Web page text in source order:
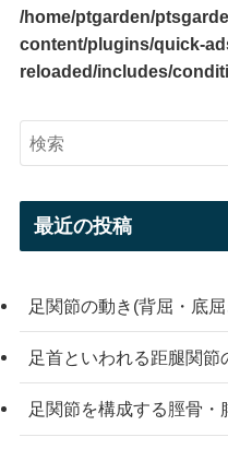
/home/ptgarden/
content/plugins/quick-
reloaded/includes/
最近の投稿
足関節の動き(背屈・底
足首といわれる距腿関節
足関節を構成する脛骨・